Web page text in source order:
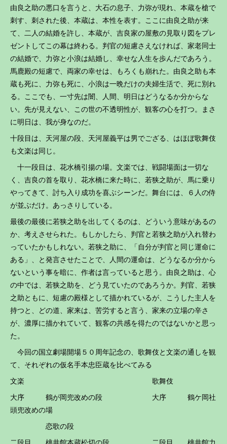
由良之助の悪口を言うと、大石の息子、力弥が現れ、本蔵を槍で
刺す、刺された後、本蔵は、本性を表す。ここに由良之助が来
て、二人の結婚を許し、本蔵が、吉良家の屋敷の見取り図をプレ
ゼントしてこの幕は終わる。判官の短慮さえなければ、家老同士
の結婚で、力弥と小浪は結婚し、幸せな人生を歩んだであろう。
馬鹿殿の短慮で、両家の幸せは、もろくも崩れた。由良之助も本
蔵も死に、力弥も死に、小浪は一晩だけの夫婦生活で、死に別れ
る。ここでも、一寸先は闇、人間、明日はどうなるか分からな
い。先が見えない、この世の不透明性が、観客の心を打つ。まさ
に明日は、我が身なのだ。
十段目は、天河屋の段、天河屋義平は男でござる、はほぼ歌舞伎
も文楽は同じ。
十一段目は、花水橋引揚の場。文楽では、戦闘場面は一切な
く、吉良の首を取り、花水橋に来た時に、若狭之助が、馬に乗り
やってきて、討ち入り成功を喜ぶシーンだ。舞台には、６人の侍
が並ぶだけ。あっさりしている。
最後の最後に若狭之助を出してくるのは、どういう意味があるの
か、考えさせられた。もしかしたら、判官と若狭之助が入れ替わ
っていたかもしれない。若狭之助に、「自分が判官と同じ運命に
ある」、と発言させたことで、人間の運命は、どうなるか分から
ないという事を暗に、作者は言っていると思う。由良之助は、心
の中では、若狭之助を、どう見ていたのであろうか。判官、若狭
之助ともに、短慮の殿様として描かれているが、こうした主人を
持つと、どの道、家来は、苦労すると言う、家来の立場の辛さ
が、濃厚に描かれていて、観客の共感を得たのではないかと思っ
た。
今回の国立劇場開場５０周年記念の、歌舞伎と文楽の通しを観
て、それぞれの仮名手本忠臣蔵を比べてみる
文楽 歌舞伎
大序 鶴が岡兜改めの段 大序 鶴ケ岡社
頭兜改めの場
恋歌の段
二段目 桃井館本蔵松切の段 二段目 桃井館力